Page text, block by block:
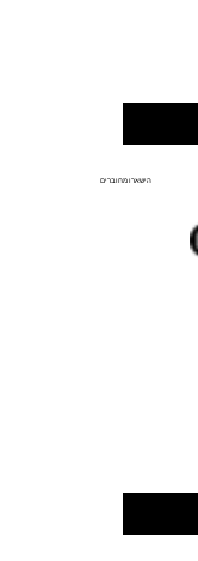
הישארו מחוברים